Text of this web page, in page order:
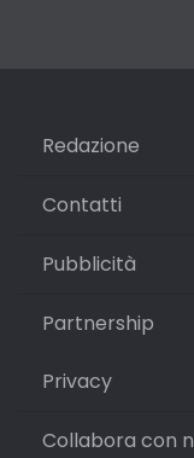
Redazione
Contatti
Pubblicità
Partnership
Privacy
Collabora con